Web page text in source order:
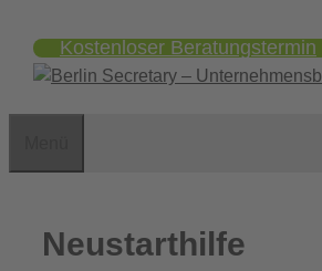
Inhalt
springen
Kostenloser Beratungstermin
Neustarthilfe